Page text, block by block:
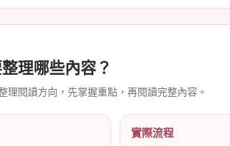
理哪些內容？
理閱讀方向，先掌握重點，再閱讀完整內容。
實際流程